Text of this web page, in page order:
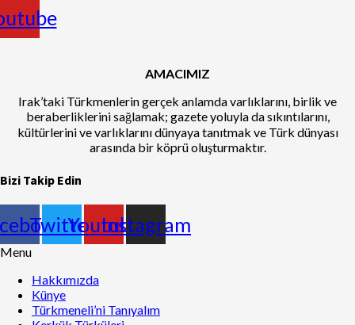
AMACIMIZ
Irak’taki Türkmenlerin gerçek anlamda varlıklarını, birlik ve
beraberliklerini sağlamak; gazete yoluyla da sıkıntılarını,
kültürlerini ve varlıklarını dünyaya tanıtmak ve Türk dünyası
arasında bir köprü oluşturmaktır.
Bizi Takip Edin
TwitterYoutube
Instagram
Menu
Hakkımızda
Künye
Türkmeneli’ni Tanıyalım